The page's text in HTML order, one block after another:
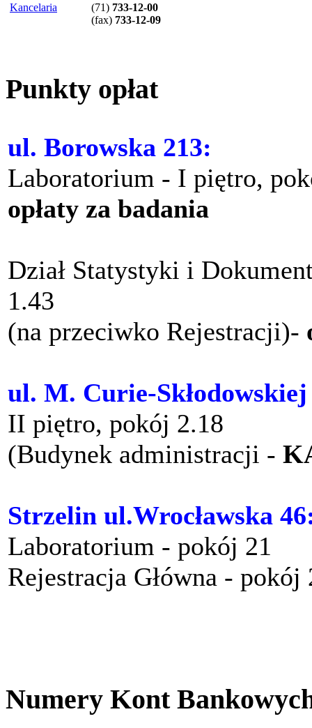
Kancelaria (71) 733-12-00
(fax) 733-12-09
Punkty opłat
ul. Borowska 213:
Laboratorium - I piętro,
opłaty za badania
Dział Statystyki i
1.43
(na przeciwko Rejestracji)-
ul. M. Curie-Skłodowskiej
II piętro, pokój 2.18
(Budynek administracji -
Strzelin ul.Wrocławska
Laboratorium - pokój 21
Rejestracja Główna -
Numery Kont